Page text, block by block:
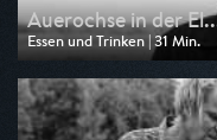
Auerochse in der
Essen und Trinken | 31 Min.
Ausgestrahlt von 3sat
am 09.06.2026, 11:47